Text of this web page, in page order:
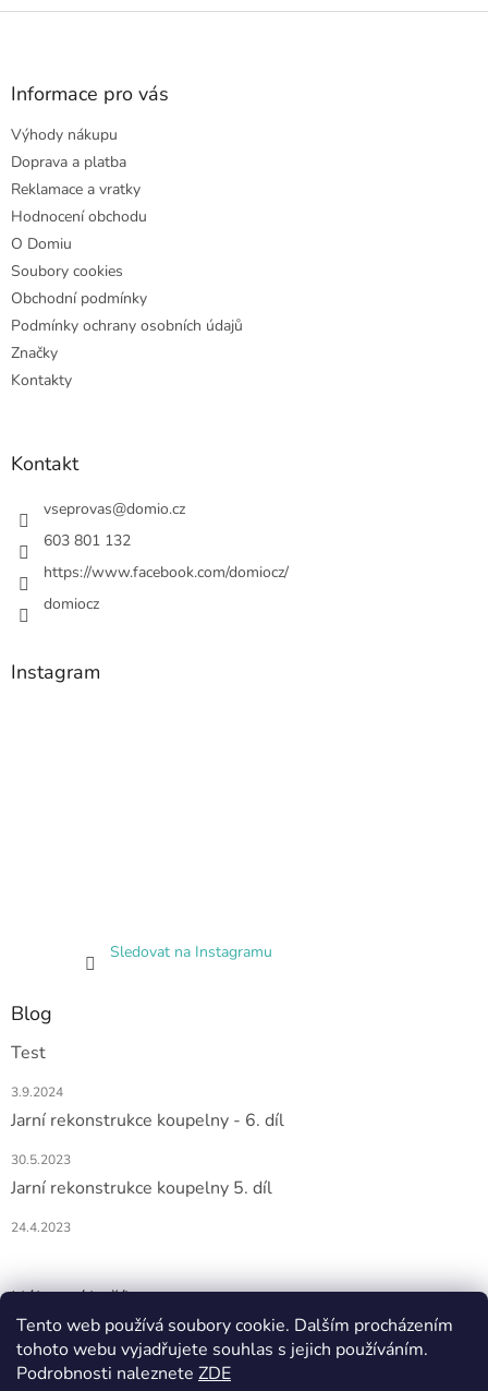
Tento web používá soubory cookie. Dalším procházením
tohoto webu vyjadřujete souhlas s jejich používáním.
Podrobnosti naleznete ZDE
Z
Informace pro vás
Výhody nákupu
Doprava a platba
Reklamace a vratky
Hodnocení obchodu
O Domiu
Soubory cookies
Obchodní podmínky
Podmínky ochrany osobních údajů
Značky
Kontakty
Kontakt
vseprovas@domio.cz
603 801 132
https://www.facebook.com/domiocz/
domiocz
Instagram
Sledovat na Instagramu
Blog
Test
3.9.2024
Jarní rekonstrukce koupelny - 6. díl
30.5.2023
Jarní rekonstrukce koupelny 5. díl
24.4.2023
Nákupní košík
0KS /0 KČ